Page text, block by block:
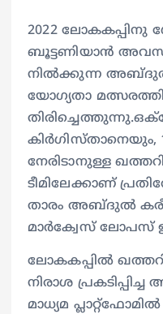
2022 ലോകകപ്പിനു
ബൂട്ടണിയാൻ
നിൽക്കുന്ന
യോഗ്യതാ
കിർഗിസ്താനെയും,
നേരിടാനുള്ള
ടീമിലേക്കാണ്
താരം അബ്ദുല്‍
മാർക്വേസ് ലോപസ്
ലോകകപ്പില്‍
നിരാശ
മാധ്യമ